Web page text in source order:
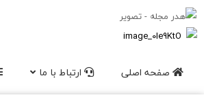
صفحه اصلی ارتباط با ما